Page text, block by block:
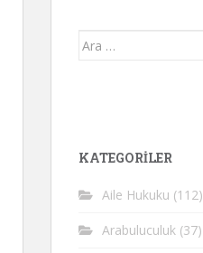
Arama
KATEGORİLER
Aile Hukuku (112)
Arabuluculuk (37)